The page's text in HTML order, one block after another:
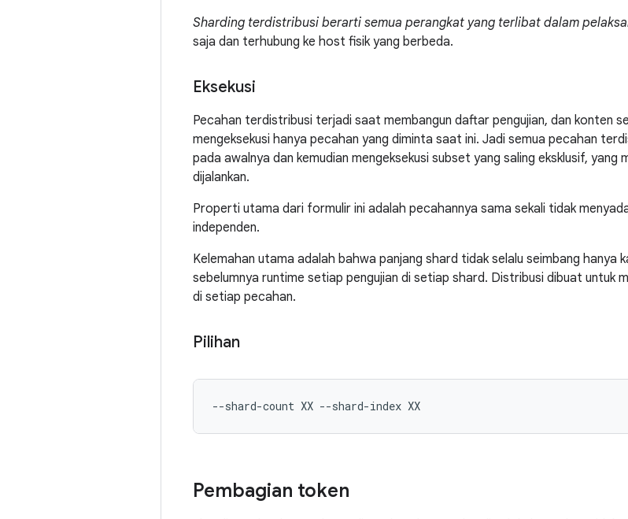
Sharding terdistribusi berarti semua perangkat yang terlibat dalam
saja dan terhubung ke host fisik yang berbeda.
Eksekusi
Pecahan terdistribusi terjadi saat membangun daftar pengujian, dan konten
mengeksekusi hanya pecahan yang diminta saat ini. Jadi semua pecahan
pada awalnya dan kemudian mengeksekusi subset yang saling eksklusif, yang
dijalankan.
Properti utama dari formulir ini adalah pecahannya sama sekali tidak
independen.
Kelemahan utama adalah bahwa panjang shard tidak selalu seimbang hanya
sebelumnya runtime setiap pengujian di setiap shard. Distribusi dibuat untuk
di setiap pecahan.
Pilihan
--shard-count XX --shard-index XX
Pembagian token